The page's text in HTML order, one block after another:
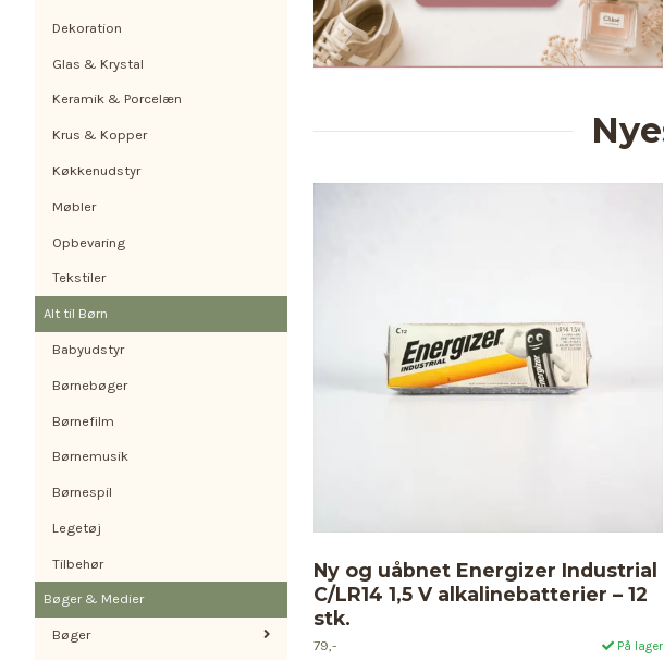
Dekoration
Glas & Krystal
Keramik & Porcelæn
Krus & Kopper
Køkkenudstyr
Møbler
Opbevaring
Tekstiler
Alt til Børn
Babyudstyr
Børnebøger
Børnefilm
Børnemusik
Børnespil
Legetøj
Tilbehør
Bøger & Medier
Bøger
Ny og uåbnet Energizer Industrial
C/LR14 1,5 V alkalinebatterier – 12
stk.
79,- På lager